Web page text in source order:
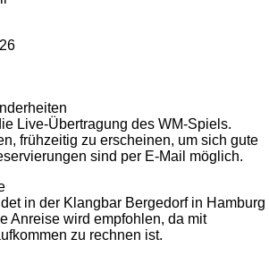
Live-Übertragung des WM-Spiels.
frühzeitig zu erscheinen, um sich gute
sind per E-Mail möglich.
in der Klangbar Bergedorf in Hamburg
Anreise wird empfohlen, da mit
zu rechnen ist.